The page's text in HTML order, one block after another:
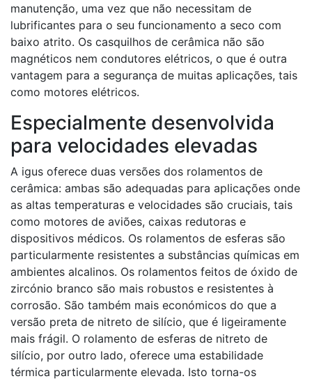
manutenção, uma vez que não necessitam de
lubrificantes para o seu funcionamento a seco com
baixo atrito. Os casquilhos de cerâmica não são
magnéticos nem condutores elétricos, o que é outra
vantagem para a segurança de muitas aplicações, tais
como motores elétricos.
Especialmente desenvolvida
para velocidades elevadas
A igus oferece duas versões dos rolamentos de
cerâmica: ambas são adequadas para aplicações onde
as altas temperaturas e velocidades são cruciais, tais
como motores de aviões, caixas redutoras e
dispositivos médicos. Os rolamentos de esferas são
particularmente resistentes a substâncias químicas em
ambientes alcalinos. Os rolamentos feitos de óxido de
zircónio branco são mais robustos e resistentes à
corrosão. São também mais económicos do que a
versão preta de nitreto de silício, que é ligeiramente
mais frágil. O rolamento de esferas de nitreto de
silício, por outro lado, oferece uma estabilidade
térmica particularmente elevada. Isto torna-os